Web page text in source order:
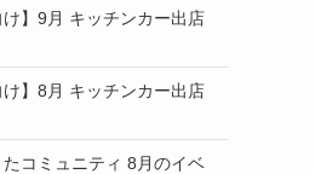
け】9月 キッチンカー出店
け】8月 キッチンカー出店
コミュニティ 8月のイベ